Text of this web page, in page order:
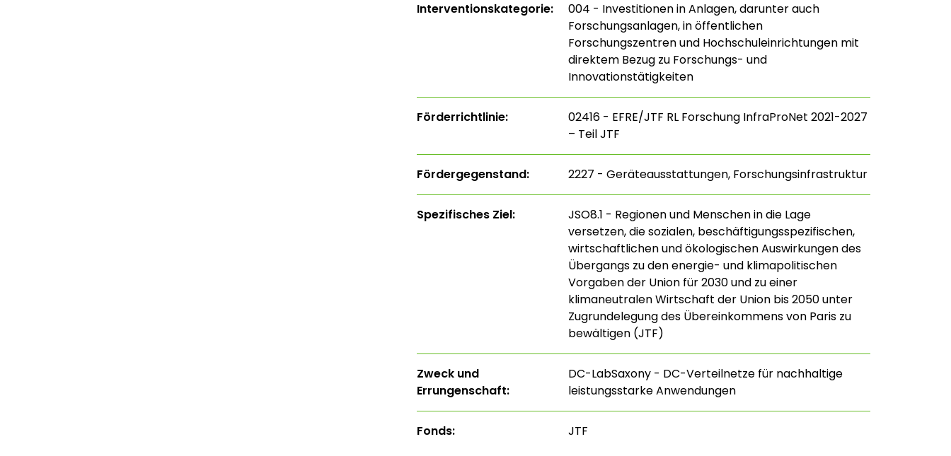
Interventions­kategorie:
004 - Investitionen in Anlagen, darunter auch
Forschungsanlagen, in öffentlichen
Forschungszentren und Hochschuleinrichtungen mit
direktem Bezug zu Forschungs- und
Innovationstätigkeiten
Förderrichtlinie:
02416 - EFRE/JTF RL Forschung InfraProNet 2021-2027
– Teil JTF
Fördergegenstand: 2227 - Geräteausstattungen, Forschungsinfrastruktur
Spezifisches Ziel:
JSO8.1 - Regionen und Menschen in die Lage
versetzen, die sozialen, beschäftigungsspezifischen,
wirtschaftlichen und ökologischen Auswirkungen des
Übergangs zu den energie- und klimapolitischen
Vorgaben der Union für 2030 und zu einer
klimaneutralen Wirtschaft der Union bis 2050 unter
Zugrundelegung des Übereinkommens von Paris zu
bewältigen (JTF)
Zweck und
Errungenschaft:
DC-LabSaxony - DC-Verteilnetze für nachhaltige
leistungsstarke Anwendungen
Fonds: JTF